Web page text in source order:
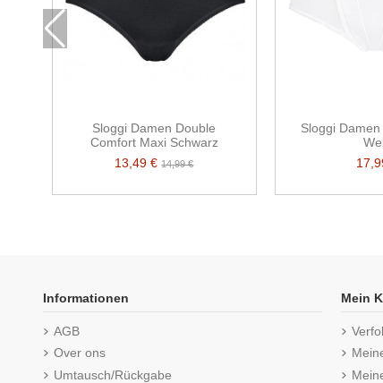
Sloggi Damen Double
Comfort Maxi Schwarz
13,49 €14,99 €
Sloggi
Informationen
AGB
Over ons
Umtausch/Rückgabe
Mein